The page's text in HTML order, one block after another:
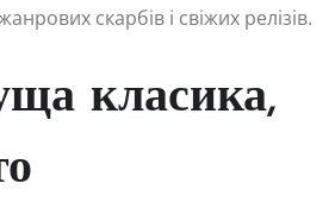
скарбів і свіжих релізів.
класика,